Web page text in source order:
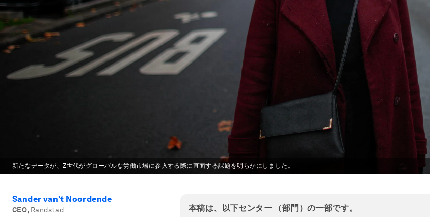
新たなデータが、Z世代がグローバルな労働市場に参入する際に直面する課題を明らかにしました。
Sander van't Noordende
CEO, Randstad
本稿は、以下センター （部門）の一部です。